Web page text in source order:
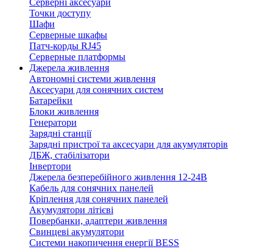
Серверні аксесуари
Точки доступу
Шафи
Серверные шкафы
Патч-корды RJ45
Серверные платформы
Джерела живлення
Автономні системи живлення
Аксесуари для сонячних систем
Батарейки
Блоки живлення
Генератори
Зарядні станції
Зарядні пристрої та аксесуари для акумуляторів
ДБЖ, стабілізатори
Інвертори
Джерела безперебійного живлення 12-24В
Кабель для сонячних панелей
Кріплення для сонячних панелей
Акумулятори літієві
Повербанки, адаптери живлення
Свинцеві акумулятори
Системи накопичення енергії BESS